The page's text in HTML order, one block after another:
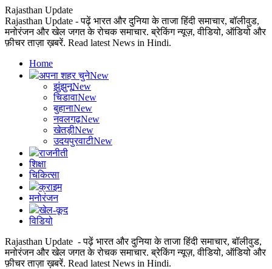
Rajasthan Update
Rajasthan Update - पढ़ें भारत और दुनिया के ताजा हिंदी समाचार, बॉलीवुड,
मनोरंजन और खेल जगत के रोचक समाचार. ब्रेकिंग न्यूज़, वीडियो, ऑडियो और
फ़ीचर ताज़ा ख़बरें. Read latest News in Hindi.
Home
अपना शहर चुनेNew
झुंझुनूNew
चिडावाNew
बुहानाNew
नवलगढ़New
खेतड़ीNew
उदयपुरवाटीNew
राजनीती
शिक्षा
चिकित्सा
क्राइम
मनोरंजन
खेल-कूद
विडियो
Rajasthan Update - पढ़ें भारत और दुनिया के ताजा हिंदी समाचार, बॉलीवुड,
मनोरंजन और खेल जगत के रोचक समाचार. ब्रेकिंग न्यूज़, वीडियो, ऑडियो और
फ़ीचर ताज़ा ख़बरें. Read latest News in Hindi.